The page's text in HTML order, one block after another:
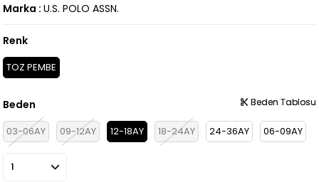
Marka : U.S. POLO ASSN.
Renk
TOZ PEMBE
Beden
03-06AY 09-12AY 12-18AY 18-24AY 24-36AY 06-09AY
Beden Tablosu
Beden Tablosu